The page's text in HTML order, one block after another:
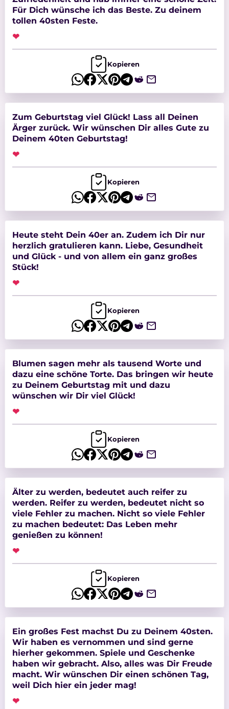
Für Dich wünsche ich das Beste. Zu deinem
tollen 40sten Feste.
❤
Kopieren
Zum Geburtstag viel Glück! Lass all Deinen
Ärger zurück. Wir wünschen Dir alles Gute zu
Deinem 40ten Geburtstag!
❤
Kopieren
Heute steht Dein 40er an. Zudem ich Dir nur
herzlich gratulieren kann. Liebe, Gesundheit
und Glück - und von allem ein ganz großes
Stück!
❤
Kopieren
Blumen sagen mehr als tausend Worte und
dazu eine schöne Torte. Das bringen wir heute
zu Deinem Geburtstag mit und dazu
wünschen wir Dir viel Glück!
❤
Kopieren
Älter zu werden, bedeutet auch reifer zu
werden. Reifer zu werden, bedeutet nicht so
viele Fehler zu machen. Nicht so viele Fehler
zu machen bedeutet: Das Leben mehr
genießen zu können!
❤
Kopieren
Ein großes Fest machst Du zu Deinem 40sten.
Wir haben es vernommen und sind gerne
hierher gekommen. Spiele und Geschenke
haben wir gebracht. Also, alles was Dir Freude
macht. Wir wünschen Dir einen schönen Tag,
weil Dich hier ein jeder mag!
❤